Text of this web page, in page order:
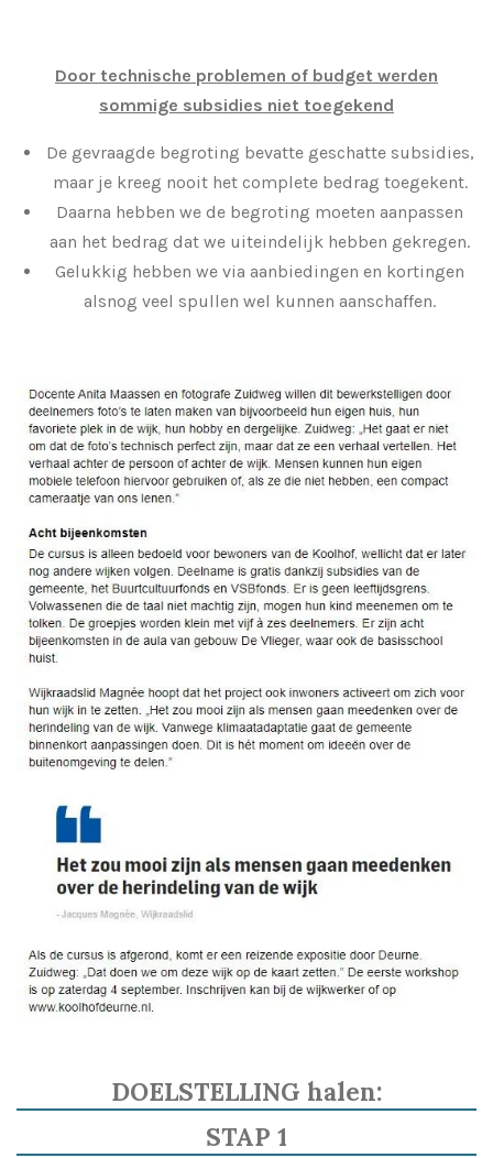
Door technische problemen of budget werden
sommige subsidies niet toegekend
De gevraagde begroting bevatte geschatte subsidies,
maar je kreeg nooit het complete bedrag toegekent.
Daarna hebben we de begroting moeten aanpassen
aan het bedrag dat we uiteindelijk hebben gekregen.
Gelukkig hebben we via aanbiedingen en kortingen
alsnog veel spullen wel kunnen aanschaffen.
DOELSTELLING halen:
STAP 1